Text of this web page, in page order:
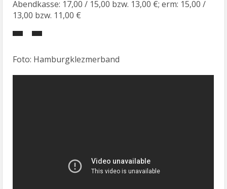
Abendkasse: 17,00 / 15,00 bzw. 13,00 €; erm: 15,00 /
13,00 bzw. 11,00 €
Foto: Hamburgklezmerband